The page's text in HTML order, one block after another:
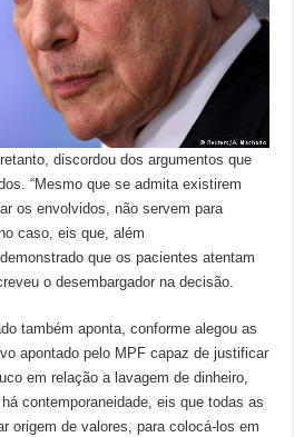
discordou dos argumentos que
“Mesmo que se admita existirem
os envolvidos, não servem para
caso, eis que, além
que os pacientes atentam
o desembargador na decisão.
também aponta, conforme alegou as
apontado pelo MPF capaz de justificar
em relação a lavagem de dinheiro,
contemporaneidade, eis que todas as
origem de valores, para colocá-los em